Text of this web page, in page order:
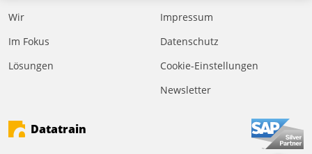
Wir
Im Fokus
Lösungen
Impressum
Datenschutz
Cookie-Einstellungen
Newsletter
Datatrain